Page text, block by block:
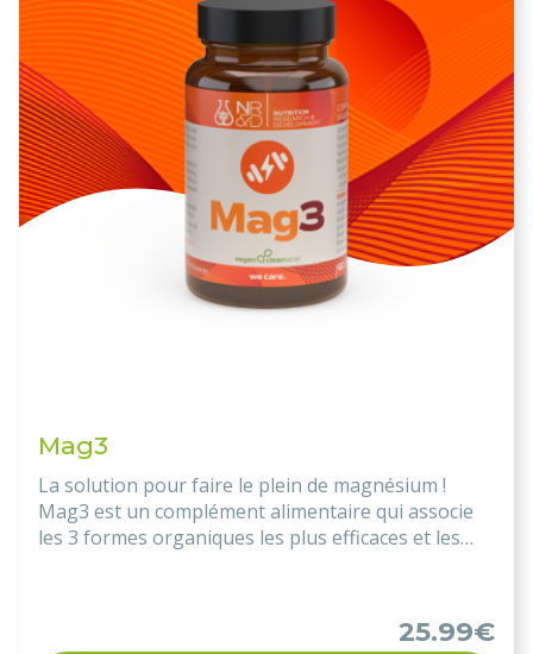
Mag3
La solution pour faire le plein de magnésium !
Mag3 est un complément alimentaire qui associe
les 3 formes organiques les plus efficaces et les
25.99€